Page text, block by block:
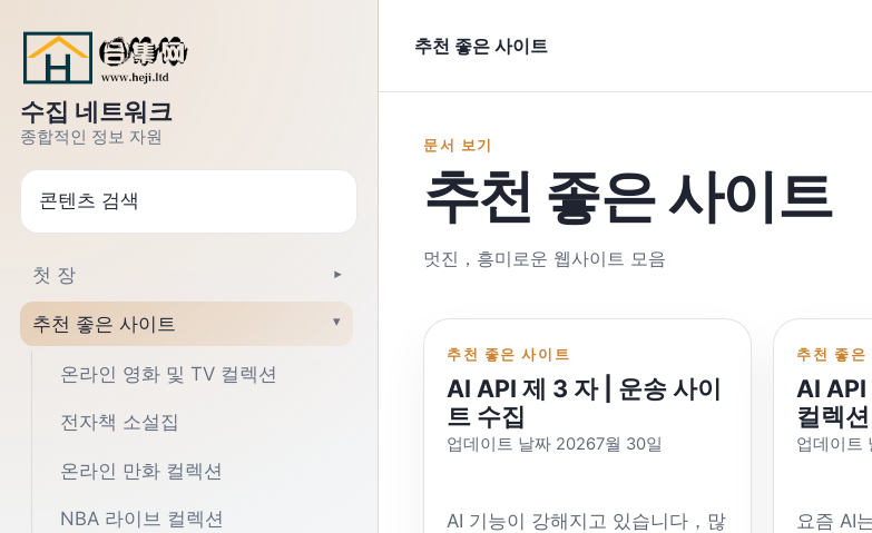
수집 네트워크
종합적인 정보 자원
찾다
첫 장 ▾
추천 좋은 사이트 ▾
온라인 영화 및 TV 컬렉션
전자책 소설집
온라인 만화 컬렉션
NBA 라이브 컬렉션
추천 좋은 사이트
문서 보기
추천 좋은 사이트
멋진，흥미로운 웹사이트 모음
추천 좋은 사이트
AI API 제 3 자 | 운송 사이
트 수집
업데이트 날짜 20267월 30일
AI 기능이 강해지고 있습니다，많
추천 좋은
AI
컬렉션
업데이트
요즘 AI